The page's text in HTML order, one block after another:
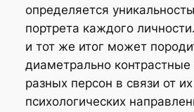
определяется
портрета каждого
и тот же итог может
диаметрально контрастные
разных персон в связи от их
психологических